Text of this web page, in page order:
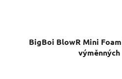
BigBoi BlowR Mini